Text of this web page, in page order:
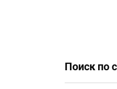
Поиск по